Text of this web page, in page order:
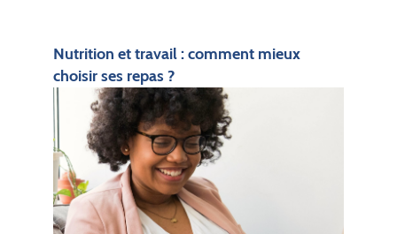
Nutrition et travail : comment mieux
choisir ses repas ?